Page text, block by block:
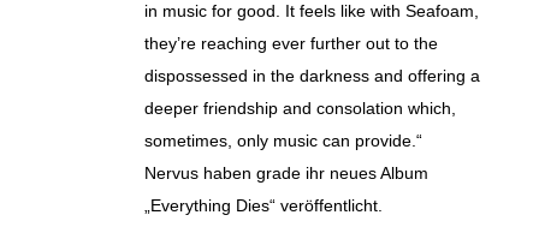
in music for good. It feels like with Seafoam,
they’re reaching ever further out to the
dispossessed in the darkness and offering a
deeper friendship and consolation which,
sometimes, only music can provide.“
Nervus haben grade ihr neues Album
„Everything Dies“ veröffentlicht.